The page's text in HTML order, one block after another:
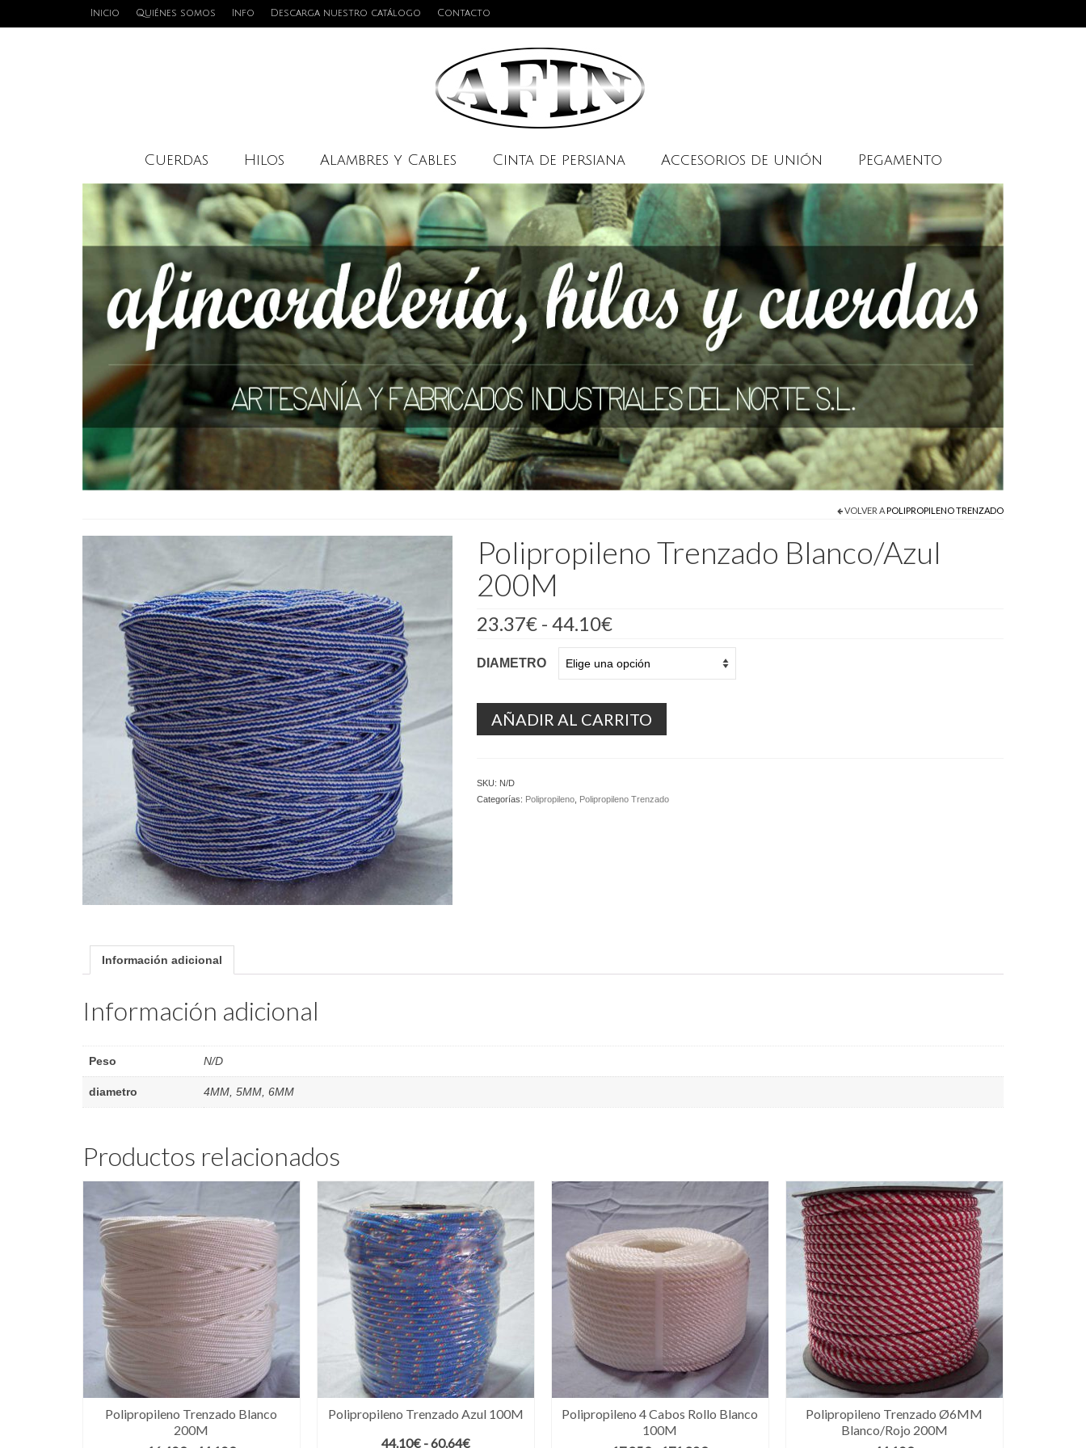
Inicio Quiénes somos Info Descarga nuestro catálogo Contacto
Cuerdas Hilos Alambres y Cables Cinta de persiana Accesorios de unión Pegamento
VOLVER APOLIPROPILENO TRENZADO
Polipropileno Trenzado Blanco/Azul
200M
23.37€ - 44.10€Rango
precios:
desde
23.37€
hasta
44.10€
DIAMETRO
AÑADIR AL CARRITO
SKU: N/D
Categorías: Polipropileno, Polipropileno Trenzado
Información adicional
Información adicional
Peso N/D
diametro 4MM, 5MM, 6MM
Productos relacionados
Polipropileno Trenzado Blanco
200M
Polipropileno Trenzado Azul 100M
44.10€ -60.64€Rango
Polipropileno 4 Cabos Rollo Blanco
100M
Polipropileno Trenzado Ø6MM
Blanco/Rojo 200M